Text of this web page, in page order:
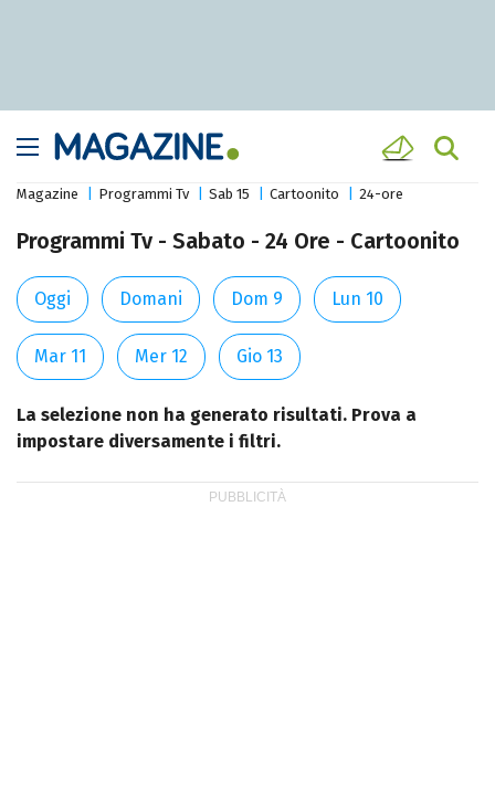
Magazine Programmi Tv Sab 15 Cartoonito 24-ore
Programmi Tv - Sabato - 24 Ore - Cartoonito
Oggi Domani Dom 9 Lun 10
Mar 11 Mer 12 Gio 13
La selezione non ha generato risultati. Prova a
impostare diversamente i filtri.